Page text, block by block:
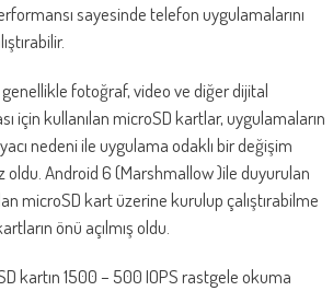
sayesinde telefon uygulamalarını
genellikle fotoğraf, video ve diğer dijital
için kullanılan microSD kartlar, uygulamaların
nedeni ile uygulama odaklı bir değişim
oldu. Android 6 (Marshmallow )ile duyurulan
microSD kart üzerine kurulup çalıştırabilme
önü açılmış oldu.
kartın 1500 – 500 IOPS rastgele okuma